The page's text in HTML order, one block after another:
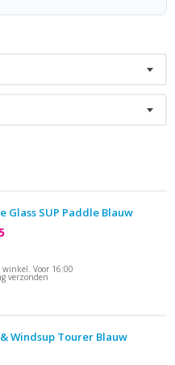
Glass SUP Paddle Blauw
Voor 16:00
verzonden
Windsup Tourer Blauw